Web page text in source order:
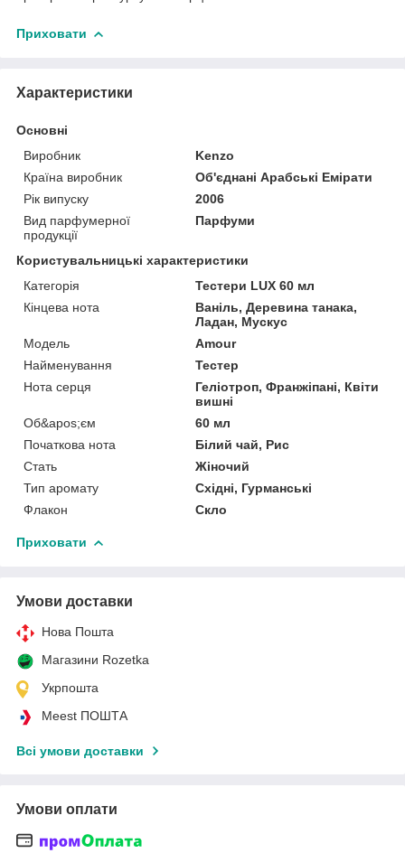
Приховати
Характеристики
Основні
Виробник
Kenzo
Країна виробник
Об'єднані Арабські Емірати
Рік випуску
2006
Вид парфумерної
продукції
Парфуми
Користувальницькі характеристики
Категорія
Тестери LUX 60 мл
Кінцева нота
Ваніль, Деревина танака,
Ладан, Мускус
Мoдель
Amour
Найменування
Тестер
Нота серця
Геліотроп, Франжіпані, Квіти
вишні
Об&apos;єм
60 мл
Початкова нота
Білий чай, Рис
Стать
Жіночий
Тип аромату
Східні, Гурманські
Флакон
Скло
Приховати
Умови доставки
Нова Пошта
Магазини Rozetka
Укрпошта
Meest ПОШТА
Всі умови доставки
Умови оплати